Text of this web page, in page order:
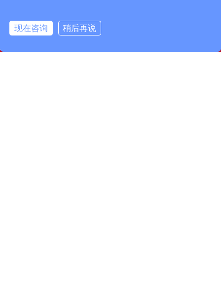
15358868788
info@fmcable.com
凤鸣公众号
现在咨询 稍后再说